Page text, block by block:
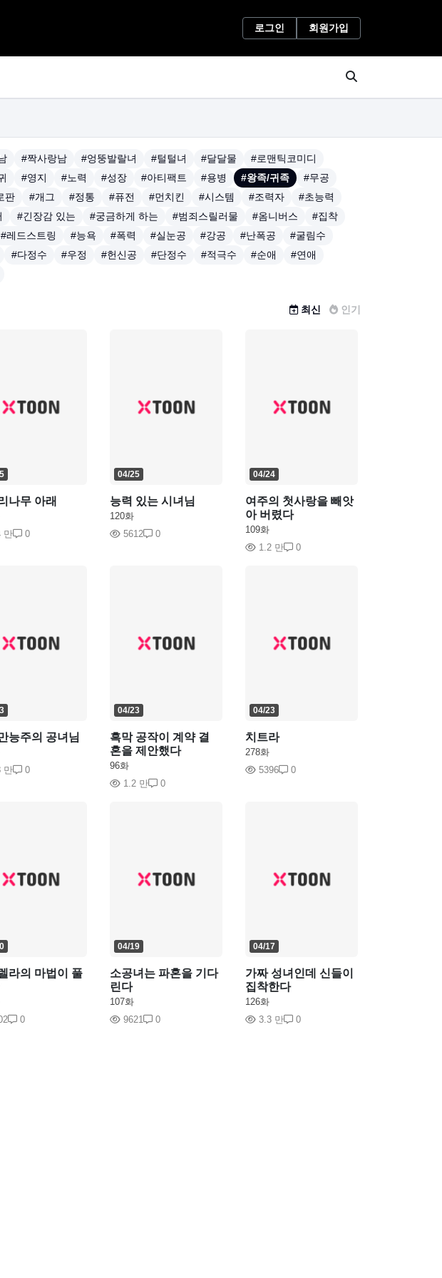
로그인 회원가입
#짝사랑남 #엉뚱발랄녀 #털털녀 #달달물
#로맨틱코미디
#영지 #노력 #성장 #아티팩트 #용병 #왕족/귀족
#무공
판 #개그 #정통 #퓨전 #먼치킨 #시스템 #조력자
#초능력
#긴장감 있는 #궁금하게 하는 #범죄스릴러물 #옴니버스
#집착
#레드스트링 #능욕 #폭력 #실눈공 #강공 #난폭공
#굴림수
#다정수 #우정 #헌신공 #단정수 #적극수 #순애
#연애
최신 인기
나무 아래
만
0
04/25
능력 있는 시녀님
120화
5612
0
04/24
여주의 첫사랑을 빼앗
아 버렸다
109화
1.2 만
0
능주의 공녀님
만
0
04/23
흑막 공작이 계약 결
혼을 제안했다
96화
1.2 만
0
04/23
치트라
278화
5396
0
라의 마법이 풀
0
04/19
소공녀는 파혼을 기다
린다
107화
9621
0
04/17
가짜 성녀인데 신들이
집착한다
126화
3.3 만
0